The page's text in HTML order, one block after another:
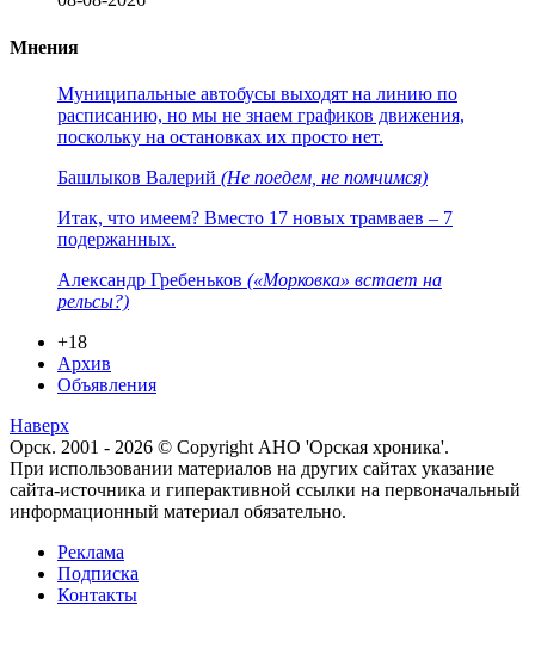
Мнения
Муниципальные автобусы выходят на линию по
расписанию, но мы не знаем графиков движения,
поскольку на остановках их просто нет.
Башлыков Валерий (Не поедем, не помчимся)
Итак, что имеем? Вместо 17 новых трамваев – 7
подержанных.
Александр Гребеньков («Морковка» встает на
рельсы?)
+18
Архив
Объявления
Наверх
Орск. 2001 - 2026 © Copyright АНО 'Орская хроника'.
При использовании материалов на других сайтах указание
сайта-источника и гиперактивной ссылки на первоначальный
информационный материал обязательно.
Реклама
Подписка
Контакты